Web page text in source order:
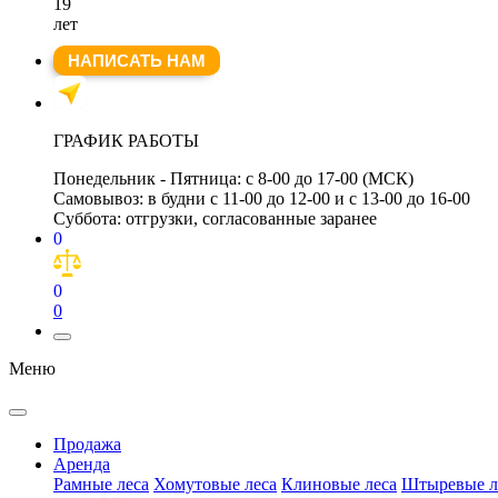
лет
НАПИСАТЬ НАМ
ГРАФИК РАБОТЫ
Понедельник - Пятница: с 8-00 до 17-00 (МСК)
Самовывоз: в будни с 11-00 до 12-00 и с 13-00 до 16-00
Суббота: отгрузки, согласованные заранее
0
0
0
Меню
Продажа
Аренда
Рамные леса Хомутовые леса Клиновые леса Штыревые